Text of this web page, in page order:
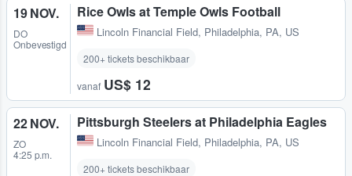
19 NOV.
DO
Onbevestigd
Rice Owls at Temple Owls Football
Lincoln Financial Field, Philadelphia, PA, US
200+ tickets beschikbaar
vanaf US$ 12
22 NOV.
ZO
4:25 p.m.
Pittsburgh Steelers at Philadelphia Eagles
Lincoln Financial Field, Philadelphia, PA, US
200+ tickets beschikbaar